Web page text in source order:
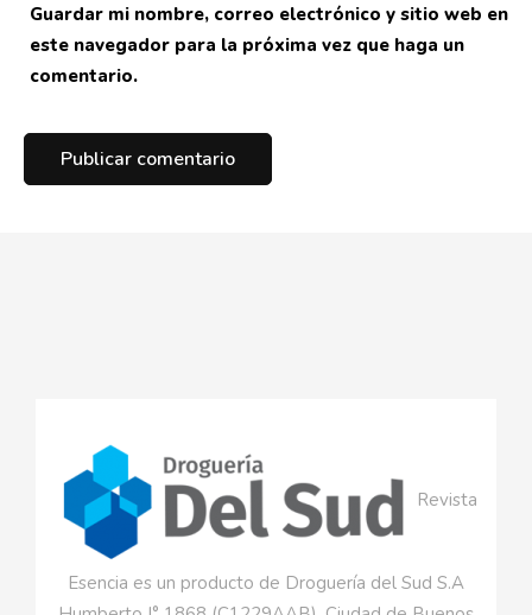
Guardar mi nombre, correo electrónico y sitio web en
este navegador para la próxima vez que haga un
comentario.
Revista
Esencia es un producto de Droguería del Sud S.A